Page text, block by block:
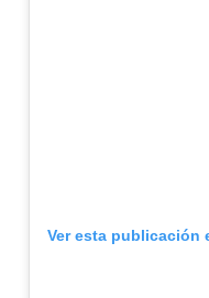
Ver esta publicación